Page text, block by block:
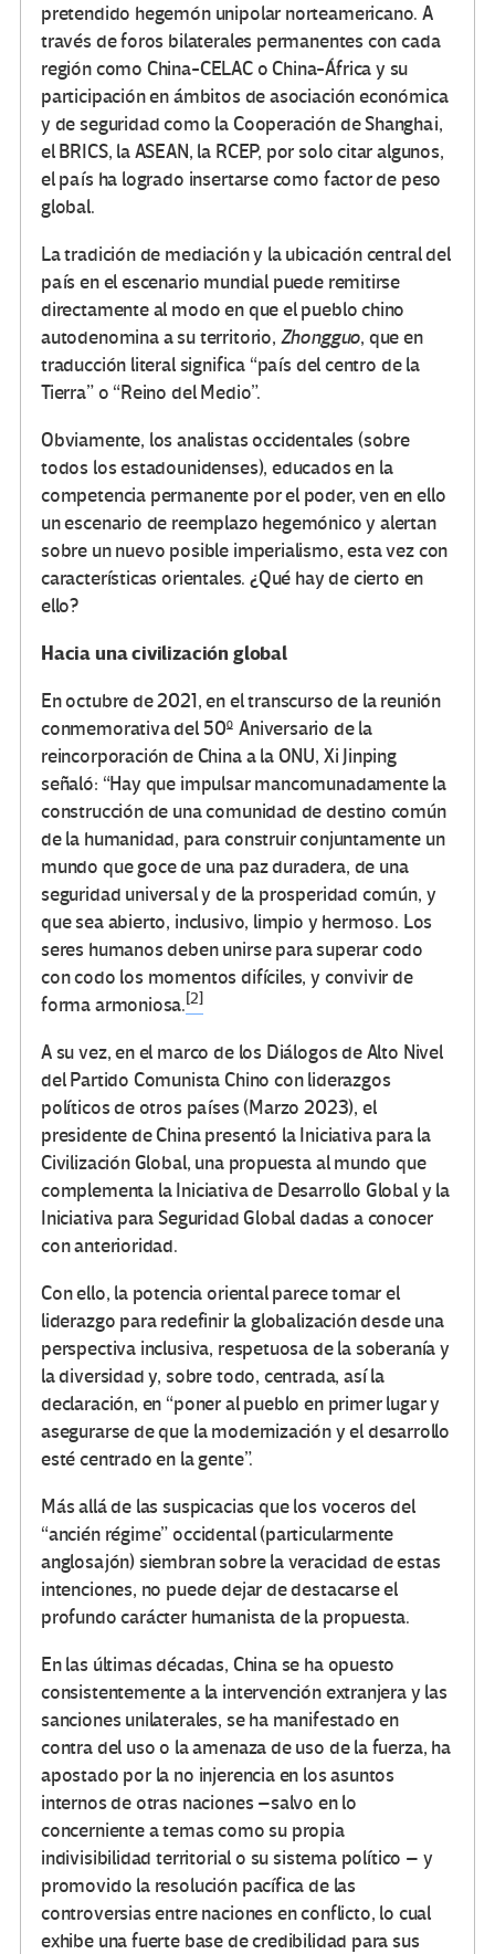
pretendido hegemón unipolar norteamericano. A
través de foros bilaterales permanentes con cada
región como China-CELAC o China-África y su
participación en ámbitos de asociación económica
y de seguridad como la Cooperación de Shanghai,
el BRICS, la ASEAN, la RCEP, por solo citar algunos,
el país ha logrado insertarse como factor de peso
global.
La tradición de mediación y la ubicación central del
país en el escenario mundial puede remitirse
directamente al modo en que el pueblo chino
autodenomina a su territorio, Zhongguo, que en
traducción literal significa “país del centro de la
Tierra” o “Reino del Medio”.
Obviamente, los analistas occidentales (sobre
todos los estadounidenses), educados en la
competencia permanente por el poder, ven en ello
un escenario de reemplazo hegemónico y alertan
sobre un nuevo posible imperialismo, esta vez con
características orientales. ¿Qué hay de cierto en
ello?
Hacia una civilización global
En octubre de 2021, en el transcurso de la reunión
conmemorativa del 50º Aniversario de la
reincorporación de China a la ONU, Xi Jinping
señaló: “Hay que impulsar mancomunadamente la
construcción de una comunidad de destino común
de la humanidad, para construir conjuntamente un
mundo que goce de una paz duradera, de una
seguridad universal y de la prosperidad común, y
que sea abierto, inclusivo, limpio y hermoso. Los
seres humanos deben unirse para superar codo
con codo los momentos difíciles, y convivir de
forma armoniosa. [2]
A su vez, en el marco de los Diálogos de Alto Nivel
del Partido Comunista Chino con liderazgos
políticos de otros países (Marzo 2023), el
presidente de China presentó la Iniciativa para la
Civilización Global, una propuesta al mundo que
complementa la Iniciativa de Desarrollo Global y la
Iniciativa para Seguridad Global dadas a conocer
con anterioridad.
Con ello, la potencia oriental parece tomar el
liderazgo para redefinir la globalización desde una
perspectiva inclusiva, respetuosa de la soberanía y
la diversidad y, sobre todo, centrada, así la
declaración, en “poner al pueblo en primer lugar y
asegurarse de que la modernización y el desarrollo
esté centrado en la gente”.
Más allá de las suspicacias que los voceros del
“ancién régime” occidental (particularmente
anglosajón) siembran sobre la veracidad de estas
intenciones, no puede dejar de destacarse el
profundo carácter humanista de la propuesta.
En las últimas décadas, China se ha opuesto
consistentemente a la intervención extranjera y las
sanciones unilaterales, se ha manifestado en
contra del uso o la amenaza de uso de la fuerza, ha
apostado por la no injerencia en los asuntos
internos de otras naciones –salvo en lo
concerniente a temas como su propia
indivisibilidad territorial o su sistema político – y
promovido la resolución pacífica de las
controversias entre naciones en conflicto, lo cual
exhibe una fuerte base de credibilidad para sus